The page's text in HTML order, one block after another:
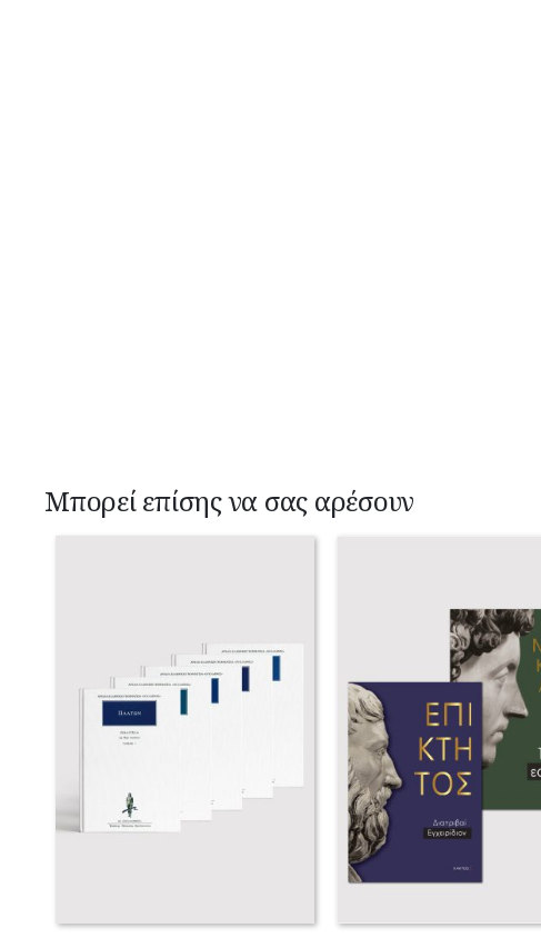
Μπορεί επίσης να σας αρέσουν